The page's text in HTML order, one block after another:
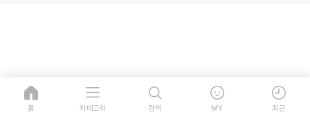
홈 카테고리 검색 MY 최근